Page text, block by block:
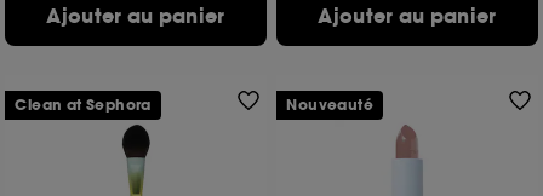
Ajouter au panier Ajouter au panier
Clean at Sephora Nouveauté